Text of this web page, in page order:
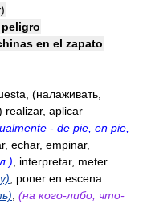
)
en el zapato
(налаживать,
realizar, aplicar
- de pie, en pie,
echar, empinar,
, interpretar, meter
, poner en escena
(на кого-либо, что-